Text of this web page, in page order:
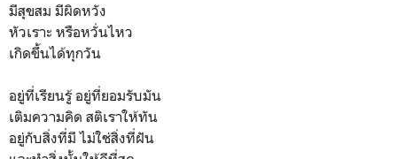
มีสุขสม มีผิดหวัง
หัวเราะ หรือหวั่นไหว
เกิดขึ้นได้ทุกวัน
อยู่ที่เรียนรู้ อยู่ที่ยอมรับมัน
เติมความคิด สติเราให้ทัน
อยู่กับสิ่งที่มี ไม่ใช่สิ่งที่ฝัน